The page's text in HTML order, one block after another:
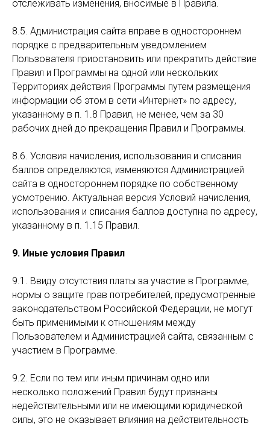
отслеживать изменения, вносимые в Правила.
8.5. Администрация сайта вправе в одностороннем
порядке с предварительным уведомлением
Пользователя приостановить или прекратить действие
Правил и Программы на одной или нескольких
Территориях действия Программы путем размещения
информации об этом в сети «Интернет» по адресу,
указанному в п. 1.8 Правил, не менее, чем за 30
рабочих дней до прекращения Правил и Программы.
8.6. Условия начисления, использования и списания
баллов определяются, изменяются Администрацией
сайта в одностороннем порядке по собственному
усмотрению. Актуальная версия Условий начисления,
использования и списания баллов доступна по адресу,
указанному в п. 1.15 Правил.
9. Иные условия Правил
9.1. Ввиду отсутствия платы за участие в Программе,
нормы о защите прав потребителей, предусмотренные
законодательством Российской Федерации, не могут
быть применимыми к отношениям между
Пользователем и Администрацией сайта, связанным с
участием в Программе.
9.2. Если по тем или иным причинам одно или
несколько положений Правил будут признаны
недействительными или не имеющими юридической
силы, это не оказывает влияния на действительность